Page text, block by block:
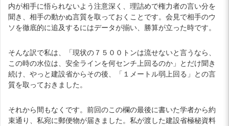
内が相手に悟られないよう注意深く、理詰めで権力者の言い分を
聞き、相手の動かぬ言質を取っておくことです。会見で相手のウ
ソを徹底的に追及するにはデータが揃い、勝算が立った時です。
そんな訳で私は、「現状の７５００トンは流せないと言うなら、
この時の水位は、安全ラインを何センチ上回るのか」とだけ聞き
続け、やっと建設省からその後、「１メートル弱上回る」との言
質を取っておきました。
それから間もなくです。前回のこの欄の最後に書いた学者から約
束通り、私宛に郵便物が届きました。私が渡した建設省極秘資料